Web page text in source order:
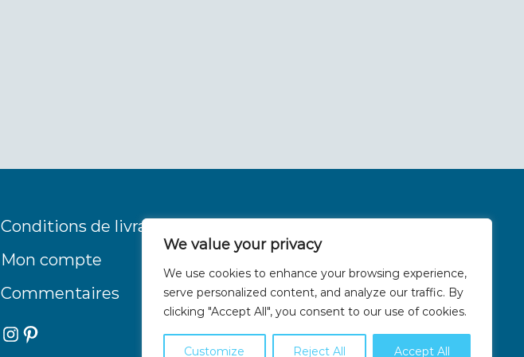
We value your privacy
We use cookies to enhance your browsing experience,
serve personalized content, and analyze our traffic. By
clicking "Accept All", you consent to our use of cookies.
Customize Reject All Accept All
Conditions de livraison
Mon compte
Commentaires
Instagram
Pinterest